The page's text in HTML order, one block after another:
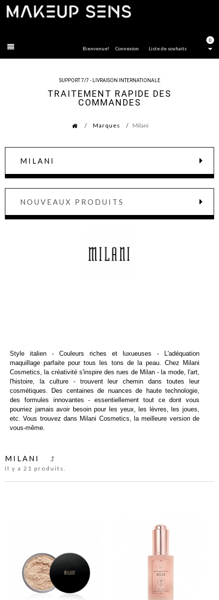
0
Liste de souhaits
Bienvenue! Connexion
SUPPORT 7/7 - LIVRAISON INTERNATIONALE
TRAITEMENT RAPIDE DES
COMMANDES
Marques Milani
MILANI
NOUVEAUX PRODUITS
Style italien - Couleurs riches et luxueuses - L'adéquation
maquillage parfaite pour tous les tons de la peau. Chez Milani
Cosmetics, la créativité s'inspire des rues de Milan - la mode, l'art,
l'histoire, la culture - trouvent leur chemin dans toutes leur
cosmétiques. Des centaines de nuances de haute technologie,
des formules innovantes - essentiellement tout ce dont vous
pourriez jamais avoir besoin pour les yeux, les lèvres, les joues,
etc. Vous trouvez dans Milani Cosmetics, la meilleure version de
vous-même.
MILANI
Il y a 21 produits.